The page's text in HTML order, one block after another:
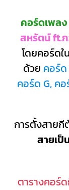
คอร์ดเพล
สหรัตน์ ft.
โดยคอร์ด
ด้วย คอร์ด
คอร์ด G, ค
การตั้งสายกี
สายเป็
ตารางคอร์